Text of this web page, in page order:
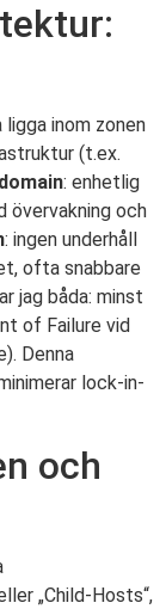
inom zonen
(t.ex.
: enhetlig
övervakning och
: ingen underhåll
ofta snabbare
jag båda: minst
of Failure vid
Denna
lock-in-
och
„Child-Hosts“,